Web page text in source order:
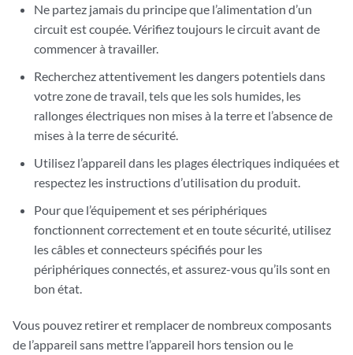
Ne partez jamais du principe que l’alimentation d’un
circuit est coupée. Vérifiez toujours le circuit avant de
commencer à travailler.
Recherchez attentivement les dangers potentiels dans
votre zone de travail, tels que les sols humides, les
rallonges électriques non mises à la terre et l’absence de
mises à la terre de sécurité.
Utilisez l’appareil dans les plages électriques indiquées et
respectez les instructions d’utilisation du produit.
Pour que l’équipement et ses périphériques
fonctionnent correctement et en toute sécurité, utilisez
les câbles et connecteurs spécifiés pour les
périphériques connectés, et assurez-vous qu’ils sont en
bon état.
Vous pouvez retirer et remplacer de nombreux composants
de l’appareil sans mettre l’appareil hors tension ou le